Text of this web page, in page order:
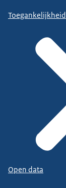
Toegankelijkheid
Open data